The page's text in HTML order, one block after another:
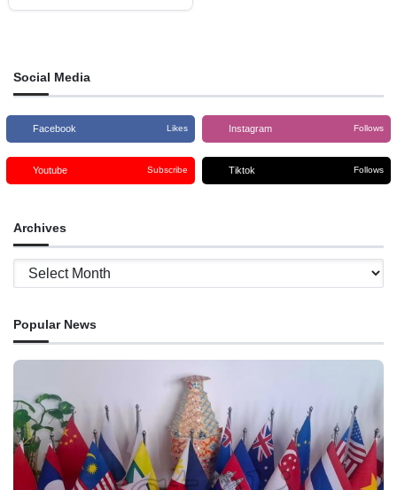
Social Media
Facebook Likes Instagram Follows
Youtube Subscribe Tiktok Follows
Archives
Archives
Popular News